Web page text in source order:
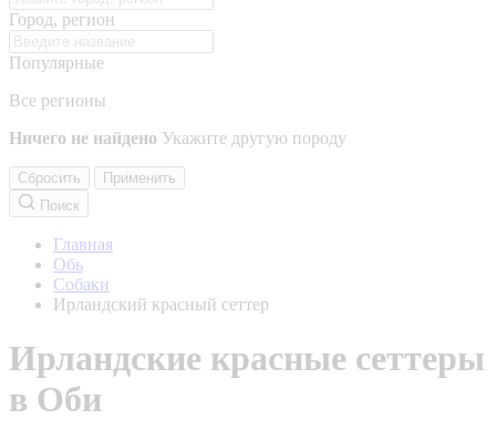
Город, регион
Популярные
Все регионы
Ничего не найдено Укажите другую породу
Сбросить
Применить
Поиск
Главная
Обь
Собаки
Ирландский красный сеттер
Ирландские красные сеттеры
в Оби